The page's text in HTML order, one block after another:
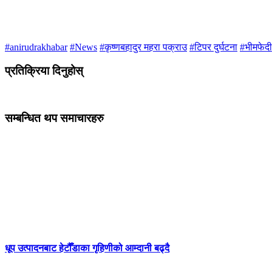
#anirudrakhabar #News #कृष्णबहादुर महरा पक्राउ #टिपर दुर्घटना #भीमफेदी
प्रतिक्रिया दिनुहोस्
सम्बन्धित थप समाचारहरु
धूप उत्पादनबाट हेटौँडाका गृहिणीको आम्दानी बढ्दै